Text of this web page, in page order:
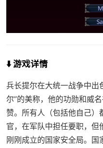
⬇️ 游戏详情
兵长提尔在大统一战争中出
尔”的美称，他的功勋和威
赞。所有人（包括他自己
官，在军队中担任要职，但
刚刚成立的国家安全局。国